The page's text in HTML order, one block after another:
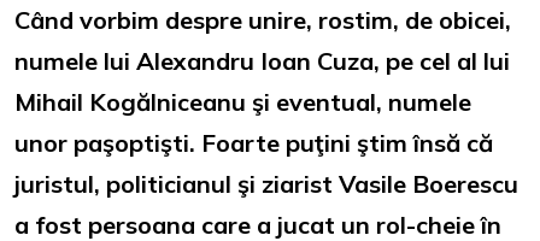
Când vorbim despre unire, rostim, de obicei,
numele lui Alexandru Ioan Cuza, pe cel al lui
Mihail Kogălniceanu şi eventual, numele
unor paşoptişti. Foarte puţini ştim însă că
juristul, politicianul şi ziarist Vasile Boerescu
a fost persoana care a jucat un rol-cheie în